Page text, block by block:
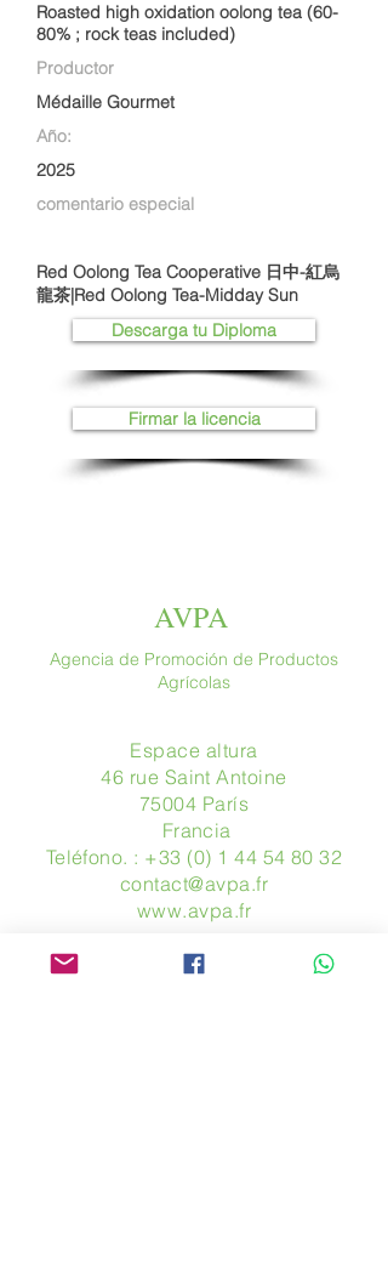
Roasted high oxidation oolong tea (60-
80% ; rock teas included)
Productor
Médaille Gourmet
Año:
2025
comentario especial
Red Oolong Tea Cooperative 日中-紅烏
龍茶|Red Oolong Tea-Midday Sun
Descarga tu Diploma
Firmar la licencia
AVPA
Agencia de Promoción de Productos
Agrícolas
Espace altura
46 rue Saint Antoine
75004 París
​ Francia
Teléfono. : +33 (0) 1 44 54 80 32
contact@avpa.fr
www.avpa.fr